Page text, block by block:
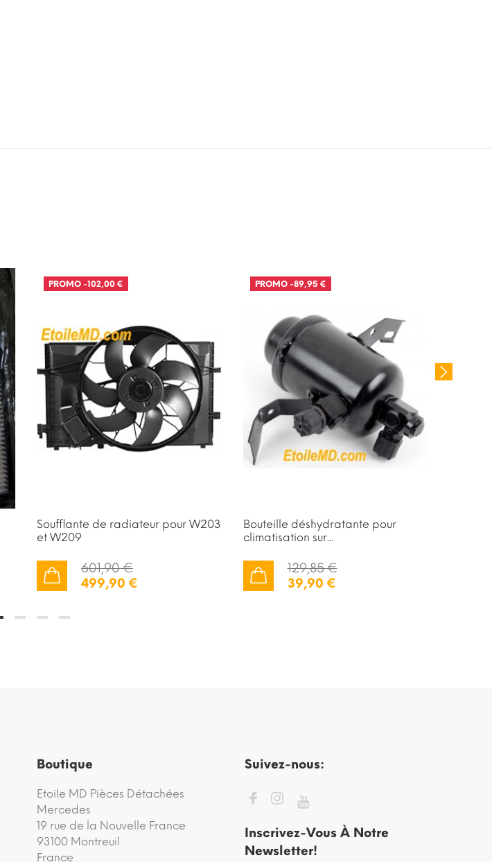
PROMO -102,00 €
Soufflante de radiateur pour W203
et W209
601,90 €
499,90 €
PROMO-89,95 €
Bouteille déshydratante pour
climatisation sur...
129,85 €
39,90 €
Boutique
Etoile MD Pièces Détachées
Mercedes
19 rue de la Nouvelle France
93100 Montreuil
France
Suivez-nous:
Inscrivez-Vous À Notre
Newsletter!